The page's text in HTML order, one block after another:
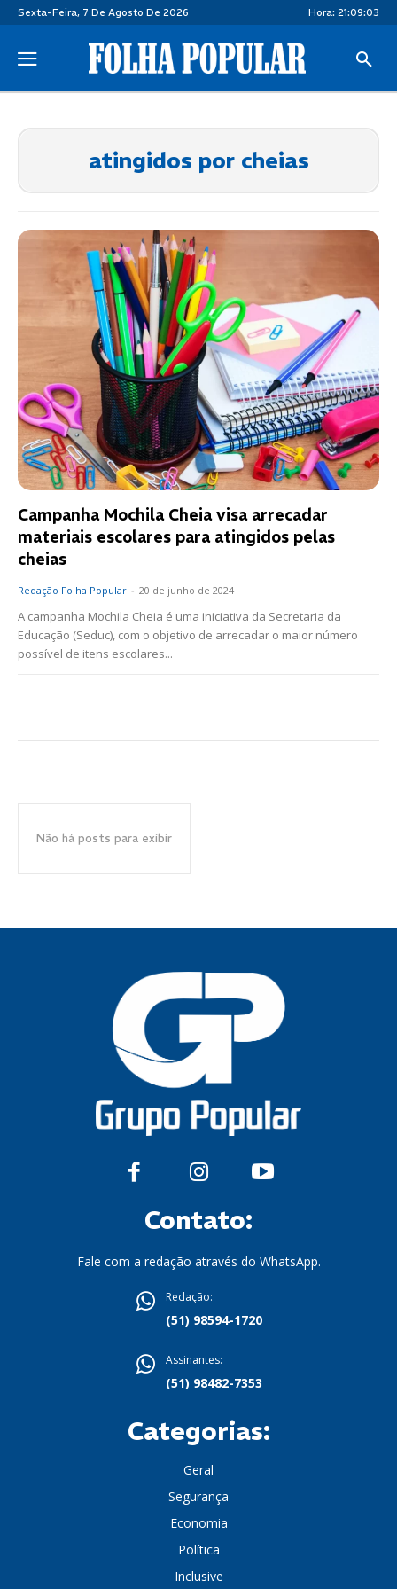
Sexta-Feira, 7 De Agosto De 2026 Hora: 21:09:04
atingidos por cheias
Campanha Mochila Cheia visa arrecadar
materiais escolares para atingidos pelas
cheias
Redação Folha Popular - 20 de junho de 2024
A campanha Mochila Cheia é uma iniciativa da Secretaria da
Educação (Seduc), com o objetivo de arrecadar o maior número
possível de itens escolares...
Não há posts para exibir
Contato:
Fale com a redação através do WhatsApp.
Redação:
(51) 98594-1720
Assinantes:
(51) 98482-7353
Categorias:
Geral
Segurança
Economia
Política
Inclusive